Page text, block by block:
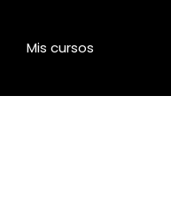
Mis cursos